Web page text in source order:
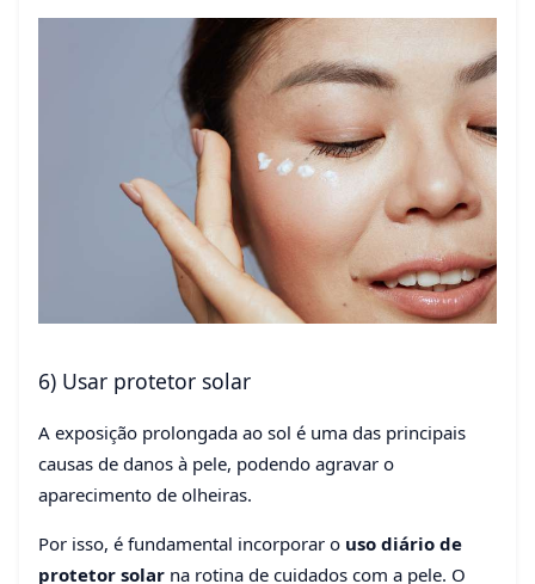
6) Usar protetor solar
A exposição prolongada ao sol é uma das principais
causas de danos à pele, podendo agravar o
aparecimento de olheiras.
Por isso, é fundamental incorporar o uso diário de
protetor solar na rotina de cuidados com a pele. O